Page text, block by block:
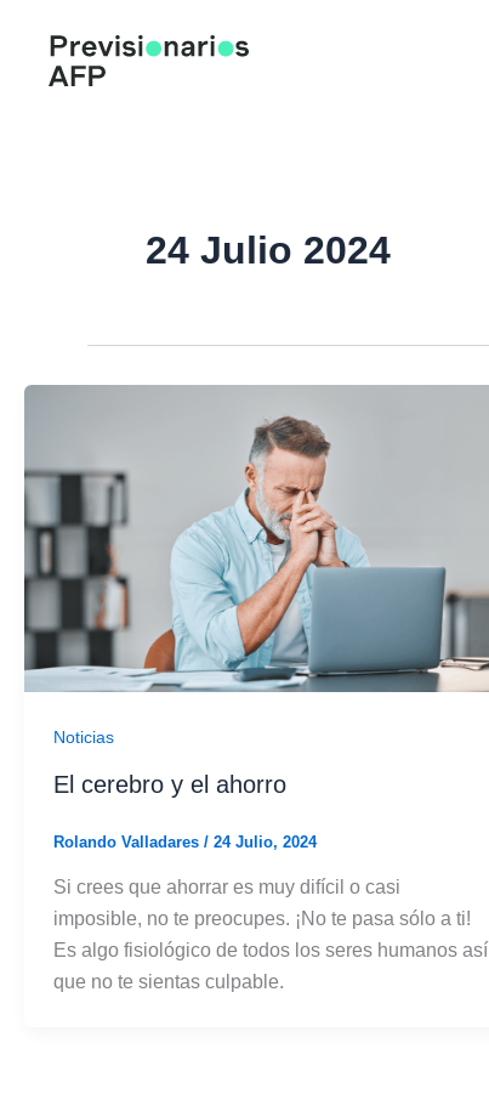
contenido
24 Julio 2024
Noticias
El cerebro y el ahorro
Rolando Valladares / 24 Julio, 2024
Si crees que ahorrar es muy difícil o casi
imposible, no te preocupes. ¡No te pasa sólo a ti!
Es algo fisiológico de todos los seres humanos así
que no te sientas culpable.